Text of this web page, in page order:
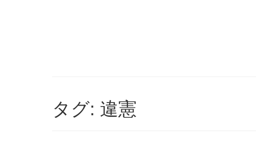
タグ: 違憲